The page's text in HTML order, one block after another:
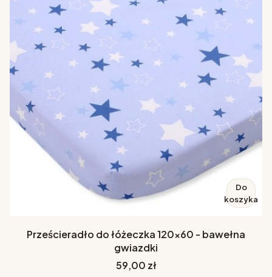
Do
koszyka
Prześcieradło do łóżeczka 120x60 - bawełna
gwiazdki
Cena
59,00 zł